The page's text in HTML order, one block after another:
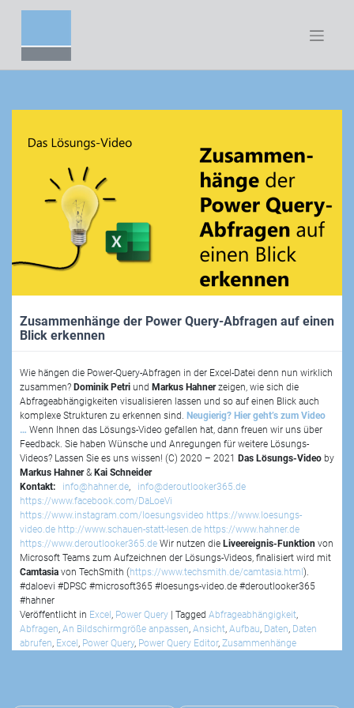
Zusammenhänge der Power Query-Abfragen auf einen
Blick erkennen
Wie hängen die Power-Query-Abfragen in der Excel-Datei denn nun wirklich
zusammen? Dominik Petri und Markus Hahnerzeigen, wie sich die
Abfrageabhängigkeiten visualisieren lassen und so auf einen Blick auch
komplexe Strukturen zu erkennen sind. Neugierig? Hier geht’s zum Video
… Wenn Ihnen das Lösungs-Video gefallen hat, dann freuen wir uns über
Feedback. Sie haben Wünsche und Anregungen für weitere Lösungs-
Videos? Lassen Sie es uns wissen! (C) 2020 – 2021 Das Lösungs-Video by
Markus Hahner& Kai Schneider
Kontakt:
info@hahner.de, info@deroutlooker365.de
https://www.facebook.com/DaLoeVi
https://www.instagram.com/loesungsvideo https://www.loesungs-
video.de http://www.schauen-statt-lesen.de https://www.hahner.de
https://www.deroutlooker365.de Wir nutzen die Liveereignis-Funktion von
Microsoft Teams zum Aufzeichnen der Lösungs-Videos, finalisiert wird mit
Camtasia von TechSmith (https://www.techsmith.de/camtasia.html).
#daloevi #DPSC #microsoft365 #loesungs-video.de #deroutlooker365
#hahner
Veröffentlicht in Excel, Power Query | Tagged Abfrageabhängigkeit,
Abfragen, An Bildschirmgröße anpassen, Ansicht, Aufbau, Daten, Daten
abrufen, Excel, Power Query, Power Query Editor, Zusammenhänge